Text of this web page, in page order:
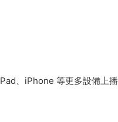
、iPhone 等更多設備上播